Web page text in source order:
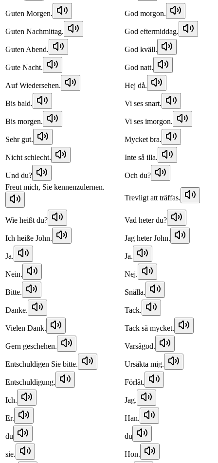
Guten Morgen. God morgon.
Guten Nachmittag. God eftermiddag.
Guten Abend. God kväll.
Gute Nacht. God natt.
Auf Wiedersehen. Hej då.
Bis bald. Vi ses snart.
Bis morgen. Vi ses imorgon.
Sehr gut. Mycket bra.
Nicht schlecht. Inte så illa.
Und du?
Och du?
Freut mich, Sie kennenzulernen.
Trevligt att träffas.
Wie heißt du? Vad heter du?
Ich heiße John. Jag heter John.
Ja. Ja.
Nein. Nej.
Bitte. Snälla.
Danke. Tack.
Vielen Dank. Tack så mycket.
Gern geschehen. Varsågod.
Entschuldigen Sie bitte. Ursäkta mig.
Entschuldigung. Förlåt.
Ich. Jag.
Er. Han.
du du
sie. Hon.